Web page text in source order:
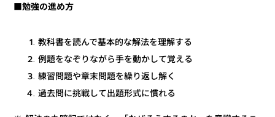
■勉強の進め方
教科書を読んで基本的な解法を理解する
例題をなぞりながら手を動かして覚える
練習問題や章末問題を繰り返し解く
過去問に挑戦して出題形式に慣れる